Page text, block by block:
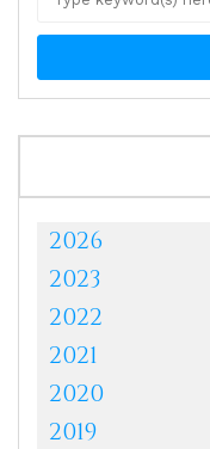
2026
2023
2022
2021
2020
2019